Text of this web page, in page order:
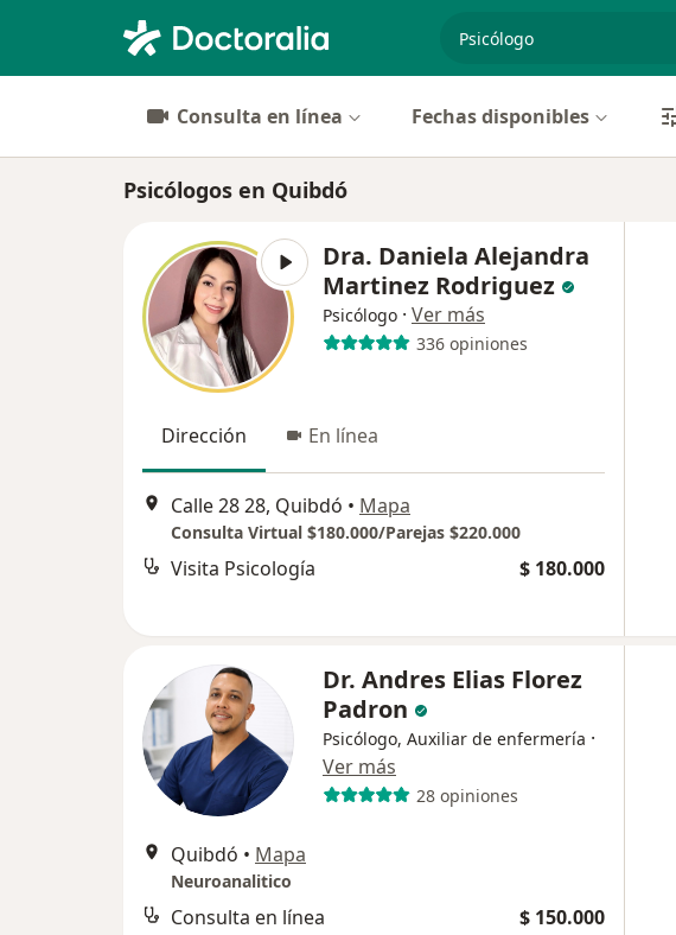
especialidad,
Consulta en línea Fechas disponibles
Psicólogos en Quibdó
Dra. Daniela Alejandra
Martinez Rodriguez
Psicólogo · Ver más
336 opiniones
Dirección En línea
Calle 28 28, Quibdó • Mapa
Consulta Virtual $180.000/Parejas $220.000
Visita Psicología $ 180.000
Dr. Andres Elias Florez
Padron
Psicólogo, Auxiliar de enfermería ·
Ver más
28 opiniones
Quibdó • Mapa
Neuroanalitico
Consulta en línea $ 150.000